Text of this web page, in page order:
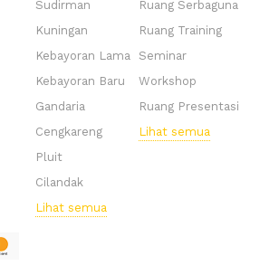
Sudirman
Kuningan
Kebayoran Lama
Kebayoran Baru
Gandaria
Cengkareng
Pluit
Cilandak
Lihat semua
Ruang Serbaguna
Ruang Training
Seminar
Workshop
Ruang Presentasi
Lihat semua